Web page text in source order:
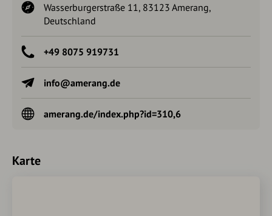
Wasserburgerstraße 11, 83123 Amerang,
Deutschland
+49 8075 919731
info@amerang.de
amerang.de/index.php?id=310,6
Karte